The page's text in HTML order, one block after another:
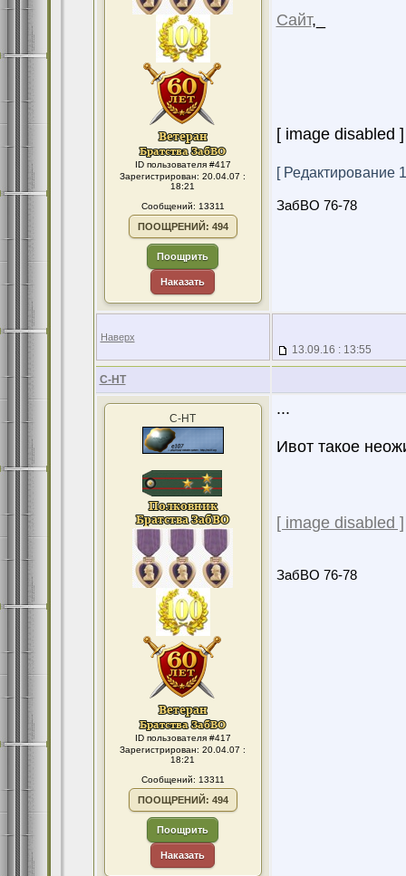
ID пользователя #417
Зарегистрирован: 20.04.07 :
18:21
Сообщений: 13311
ПООЩРЕНИЙ: 494
Поощрить
Наказать
Сайт,_
[ image disabled ]
[ Редактирование
ЗабВО 76-78
Наверх
13.09.16 : 13:55
С-НТ
С-НТ
ID пользователя #417
Зарегистрирован: 20.04.07 :
18:21
Сообщений: 13311
ПООЩРЕНИЙ: 494
Поощрить
Наказать
...
Ивот такое
[ image disabled ]
ЗабВО 76-78